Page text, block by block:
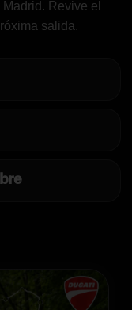
Revive el
salida.